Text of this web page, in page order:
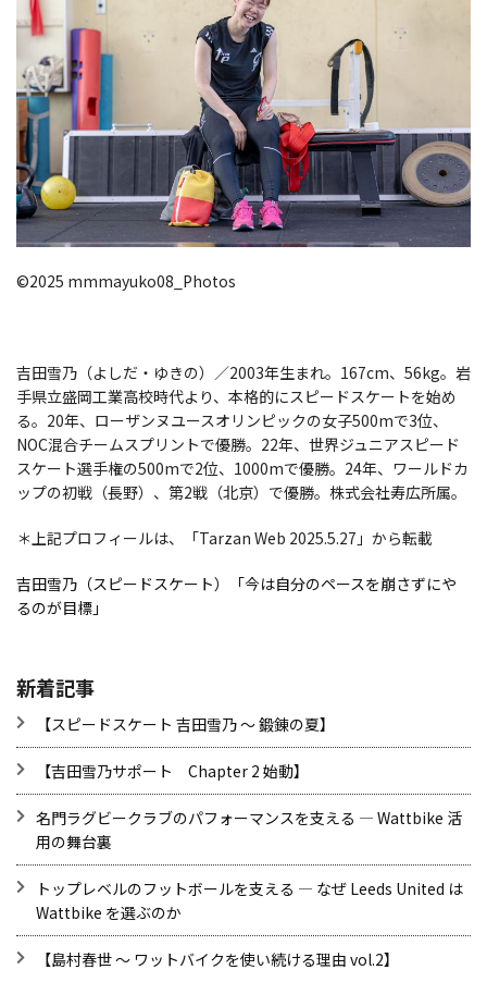
©2025 mmmayuko08_Photos
吉田雪乃（よしだ・ゆきの）／2003年生まれ。167cm、56kg。岩
手県立盛岡工業高校時代より、本格的にスピードスケートを始め
る。20年、ローザンヌユースオリンピックの女子500mで3位、
NOC混合チームスプリントで優勝。22年、世界ジュニアスピード
スケート選手権の500mで2位、1000mで優勝。24年、ワールドカ
ップの初戦（長野）、第2戦（北京）で優勝。株式会社寿広所属。
＊上記プロフィールは、「Tarzan Web 2025.5.27」から転載
吉田雪乃（スピードスケート）「今は自分のペースを崩さずにや
るのが目標」
新着記事
【スピードスケート 吉田雪乃 ～ 鍛錬の夏】
【吉田雪乃サポート Chapter 2 始動】
名門ラグビークラブのパフォーマンスを支える ― Wattbike 活
用の舞台裏
トップレベルのフットボールを支える ― なぜ Leeds United は
Wattbike を選ぶのか
【島村春世 ～ ワットバイクを使い続ける理由 vol.2】